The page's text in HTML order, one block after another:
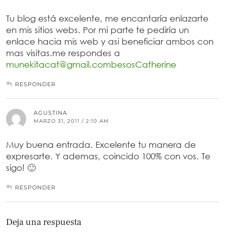
Tu blog está excelente, me encantaría enlazarte
en mis sitios webs. Por mi parte te pediría un
enlace hacia mis web y asi beneficiar ambos con
mas visitas.me respondes a
munekitacat@gmail.combesosCatherine
RESPONDER
AGUSTINA
MARZO 31, 2011 / 2:10 AM
Muy buena entrada. Excelente tu manera de
expresarte. Y ademas, coincido 100% con vos. Te
sigo! 🙂
RESPONDER
Deja una respuesta